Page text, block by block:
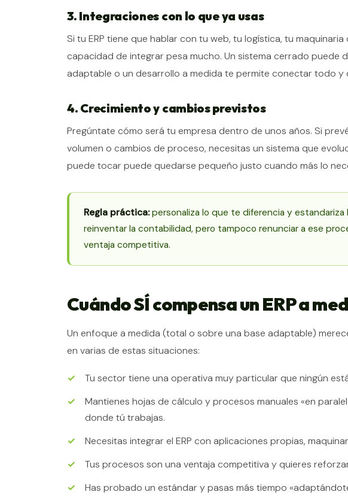
3. Integraciones con lo que ya usas
Si tu ERP tiene que hablar con tu web, tu logística, tu
capacidad de integrar pesa mucho. Un sistema cerrado puede
adaptable o un desarrollo a medida te permite conectar todo y
4. Crecimiento y cambios previstos
Pregúntate cómo será tu empresa dentro de unos años. Si
volumen o cambios de proceso, necesitas un sistema que
puede tocar puede quedarse pequeño justo cuando más lo
Regla práctica:personaliza lo que te diferencia y
reinventar la contabilidad, pero tampoco renunciar a ese
ventaja competitiva.
Cuándo SÍ compensa un ERP a
Un enfoque a medida (total o sobre una base adaptable)
en varias de estas situaciones:
Tu sector tiene una operativa muy particular que ningún
Mantienes hojas de cálculo y procesos manuales «en
donde tú trabajas.
Necesitas integrar el ERP con aplicaciones propias,
Tus procesos son una ventaja competitiva y quieres
Has probado un estándar y pasas más tiempo